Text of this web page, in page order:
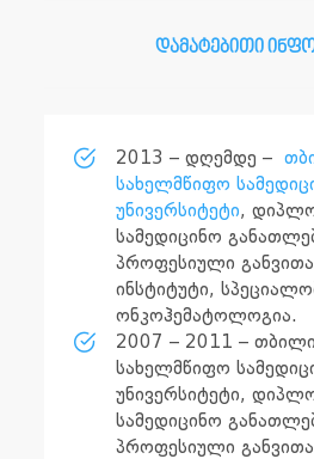
დამატებითი
2013 – დღემდე –
სახელმწიფო
უნივერსიტეტი,
სამედიცინო
პროფესიული
ინსტიტუტი,
ონკოჰემატოლოგია.
2007 – 2011 –
სახელმწიფო
უნივერსიტეტი,
სამედიცინო
პროფესიული